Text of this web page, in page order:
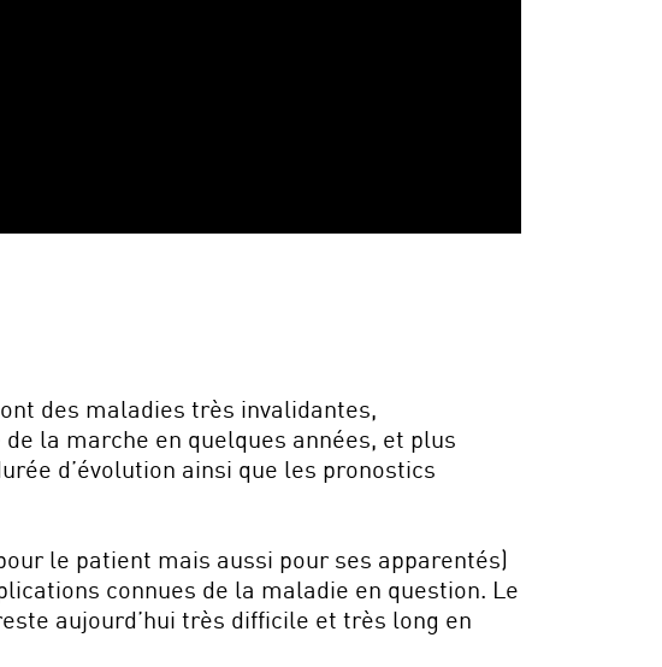
des maladies très invalidantes,
la marche en quelques années, et plus
d’évolution ainsi que les pronostics
le patient mais aussi pour ses apparentés)
connues de la maladie en question. Le
aujourd’hui très difficile et très long en